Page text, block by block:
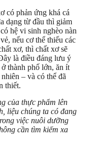
có phản ứng khá cá
dạng từ đầu thì giảm
hệ vi sinh nghèo nàn
nếu cơ thể thiếu các
xơ, thì chất xơ sẽ
là điều đáng lưu ý
thành phố lớn, ăn ít
– và có thể đã
thiết.
của thực phẩm lên
liệu chúng ta có đang
việc nuôi dưỡng
cần tìm kiếm xa